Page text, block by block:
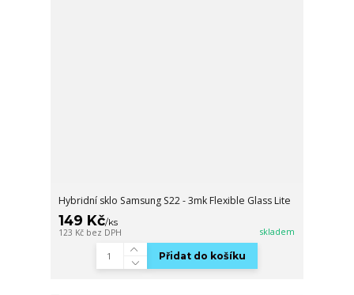
Hybridní sklo Samsung S22 - 3mk Flexible Glass Lite
149 Kč/ks
123 Kč bez DPH skladem
Přidat do košíku